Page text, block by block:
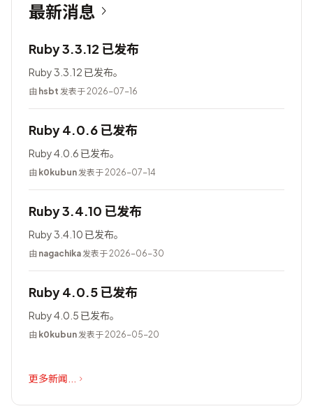
最新消息
Ruby 3.3.12 已发布
Ruby 3.3.12 已发布。
由 hsbt 发表于 2026-07-16
Ruby 4.0.6 已发布
Ruby 4.0.6 已发布。
由 k0kubun发表于 2026-07-14
Ruby 3.4.10 已发布
Ruby 3.4.10 已发布。
由 nagachika发表于 2026-06-30
Ruby 4.0.5 已发布
Ruby 4.0.5 已发布。
由 k0kubun发表于 2026-05-20
更多新闻...